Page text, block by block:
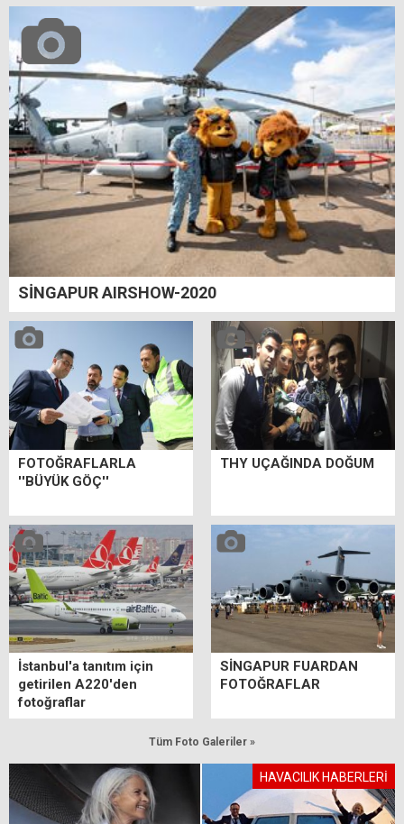
SİNGAPUR AIRSHOW-2020
FOTOĞRAFLARLA
''BÜYÜK GÖÇ''
THY UÇAĞINDA DOĞUM
İstanbul'a tanıtım için
getirilen A220'den
fotoğraflar
SİNGAPUR FUARDAN
FOTOĞRAFLAR
Tüm Foto Galeriler »
HAVACILIK HABERLERİ